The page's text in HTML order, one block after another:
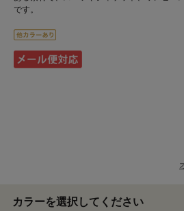
です。
カラーを選択してください